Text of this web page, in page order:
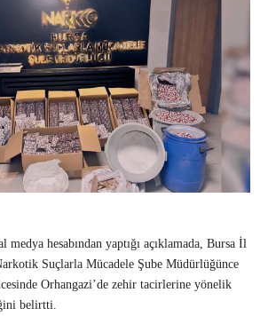
medya hesabından yaptığı açıklamada, Bursa İl
Suçlarla Mücadele Şube Müdürlüğünce
Orhangazi’de zehir tacirlerine yönelik
belirtti.